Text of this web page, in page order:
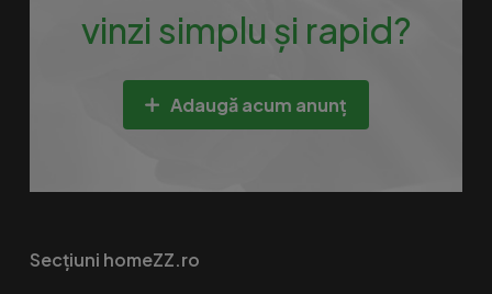
vinzi simplu și rapid?
Adaugă acum anunț
Secțiuni homeZZ.ro